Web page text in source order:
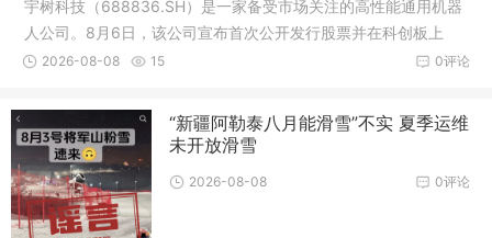
宇树科技（688836.SH）是一家备受市场关注的高性能通用机器
人公司。8月6日，该公司宣布首次公开发行股票并在科创板上
市，发行价格为150.80元/股
0评论
2026-08-08 15
“新疆阿勒泰八月能滑雪”不实 夏季运维
未开放滑雪
0评论
2026-08-08